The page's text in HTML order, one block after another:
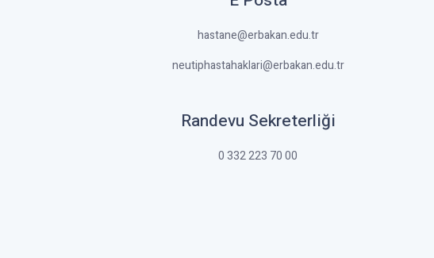
hastane@erbakan.edu.tr
neutiphastahaklari@erbakan.edu.tr
Randevu Sekreterliği
0 332 223 70 00